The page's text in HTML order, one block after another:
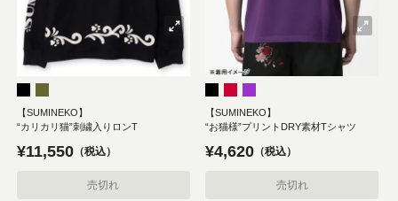
【SUMINEKO】
“カリカリ猫”刺繍入りロンT
¥11,550 税込
売切れ
【SUMINEKO】
“お猫様”プリントDRY素材Tシャツ
¥4,620 税込
売切れ